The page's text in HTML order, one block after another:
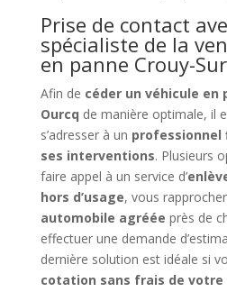
Prise de contact
spécialiste de la
en panne Crouy-
Afin de céder un véhicule en
Ourcq de manière optimale, il
s’adresser à un professionnel
ses interventions. Plusieurs
faire appel à un service d’
hors d’usage, vous rapprocher
automobile agréée près de
effectuer une demande
dernière solution est idéale si
cotation sans frais de votre